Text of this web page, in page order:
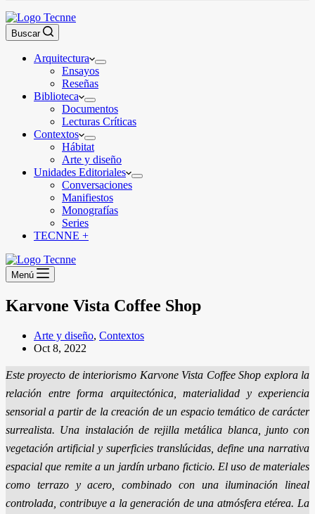
Buscar
Arquitectura
Ensayos
Reseñas
Biblioteca
Documentos
Lecturas Críticas
Contextos
Hábitat
Arte y diseño
Unidades Editoriales
Conversaciones
Manifiestos
Monografías
Series
TECNNE +
Menú
Karvone Vista Coffee Shop
Arte y diseño, Contextos
Oct 8, 2022
Este proyecto de interiorismo Karvone Vista Coffee Shop explora la
relación entre forma arquitectónica, materialidad y experiencia
sensorial a partir de la creación de un espacio temático de carácter
surrealista. Una instalación de rejilla metálica blanca, junto con
vegetación artificial y superficies translúcidas, define una narrativa
espacial que remite a un jardín urbano ficticio. El uso de materiales
como terrazo y acero, combinado con una iluminación lineal
controlada, contribuye a la generación de una atmósfera etérea. La